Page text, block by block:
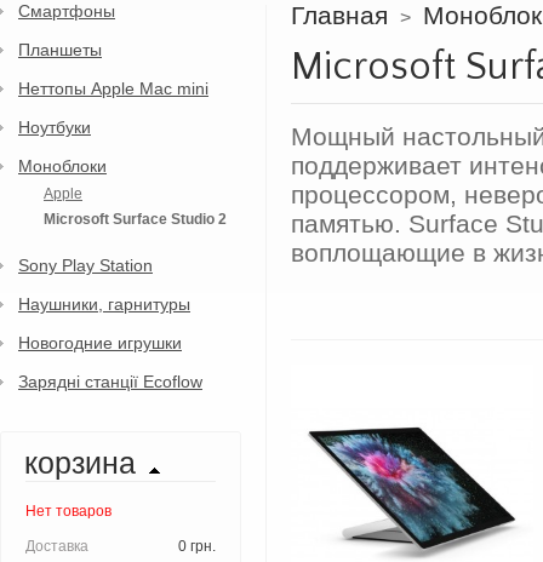
Смартфоны
Планшеты
Неттопы Apple Mac mini
Ноутбуки
Моноблоки
Apple
Microsoft Surface Studio 2
Sony Play Station
Наушники, гарнитуры
Новогодние игрушки
Зарядні станції Ecoflow
корзина
Нет товаров
Доставка 0 грн.
Главная >
Microsoft
Мощный
поддерживает
процессором,
памятью. Surface
воплощающие в